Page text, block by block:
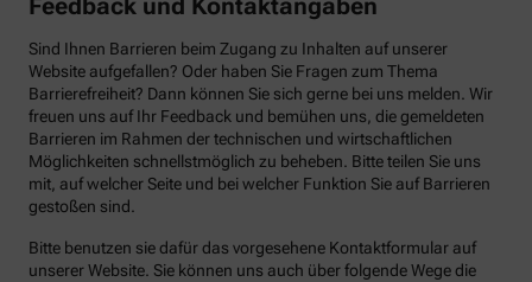
Feedback und Kontaktangaben
Sind Ihnen Barrieren beim Zugang zu Inhalten auf unserer
Website aufgefallen? Oder haben Sie Fragen zum Thema
Barrierefreiheit? Dann können Sie sich gerne bei uns melden. Wir
freuen uns auf Ihr Feedback und bemühen uns, die gemeldeten
Barrieren im Rahmen der technischen und wirtschaftlichen
Möglichkeiten schnellstmöglich zu beheben. Bitte teilen Sie uns
mit, auf welcher Seite und bei welcher Funktion Sie auf Barrieren
gestoßen sind.
Bitte benutzen sie dafür das vorgesehene Kontaktformular auf
unserer Website. Sie können uns auch über folgende Wege die